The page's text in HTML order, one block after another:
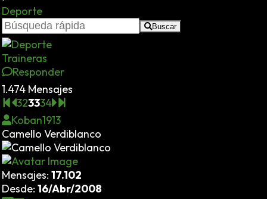
Deporte
Buscar
Traineras
Responder
1.474 Mensajes
323334
Koban1913
Camello Verdiblanco
Mensajes: 17.102
Desde: 16/Abr/2008